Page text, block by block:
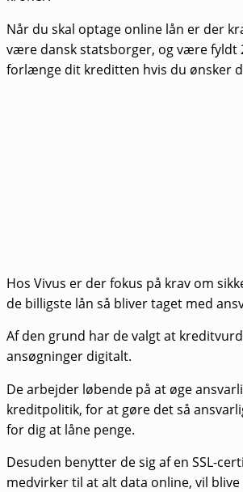
Når du skal optage online lån er der
være dansk statsborger, og være fyldt
forlænge dit kreditten hvis du ønsker
Hos Vivus er der fokus på krav om
de billigste lån så bliver taget med
Af den grund har de valgt at
ansøgninger digitalt.
De arbejder løbende på at øge
kreditpolitik, for at gøre det så
for dig at låne penge.
Desuden benytter de sig af en SSL-
medvirker til at alt data online, vil